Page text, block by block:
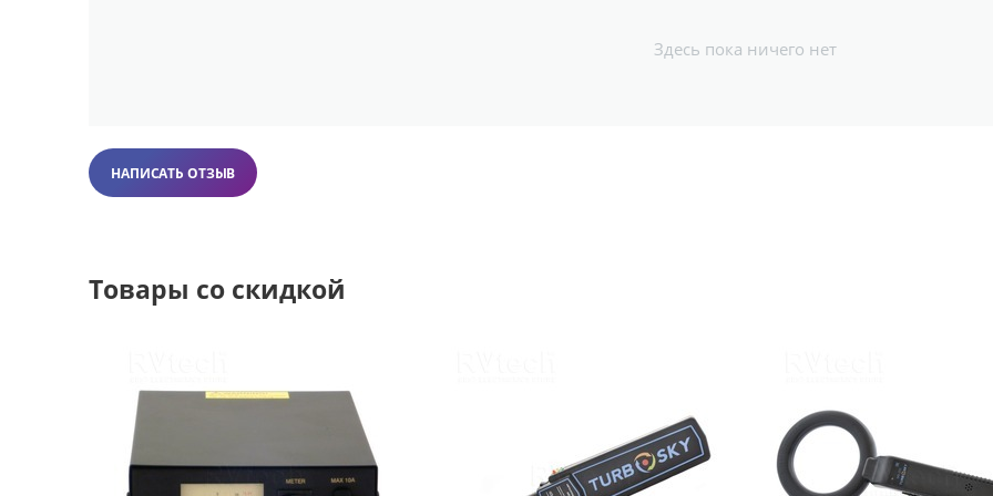
Здесь пока ничего нет
НАПИСАТЬ ОТЗЫВ
Товары со скидкой